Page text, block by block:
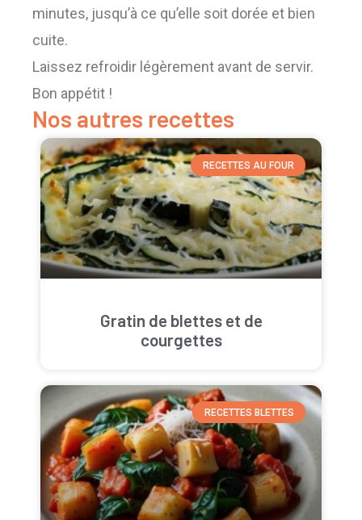
minutes, jusqu’à ce qu’elle soit dorée et bien
cuite.
Laissez refroidir légèrement avant de servir.
Bon appétit !
Nos autres recettes
RECETTES AU FOUR
Gratin de blettes et de
courgettes
RECETTES BLETTES